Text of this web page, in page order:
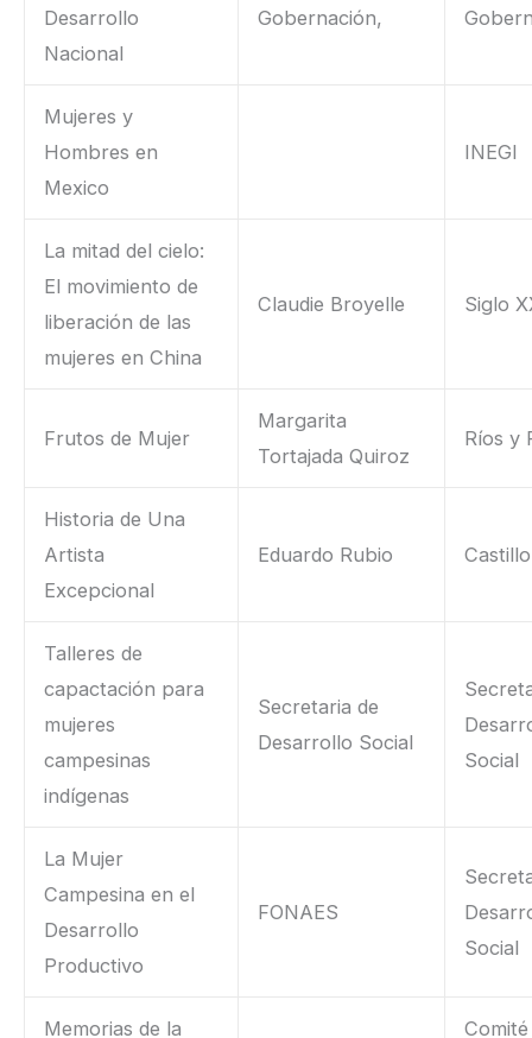
Desarrollo
Nacional
Gobernación,
Mujeres y
Hombres en
Mexico
INEGI
La mitad del cielo:
El movimiento de
liberación de las
mujeres en China
Claudie Broyelle Siglo
Frutos de Mujer
Margarita
Tortajada Quiroz
Ríos y
Historia de Una
Artista
Excepcional
Eduardo Rubio Castillo
Talleres de
capactación para
mujeres
campesinas
indígenas
Secretaria de
Desarrollo Social
Social
La Mujer
Campesina en el
Desarrollo
Productivo
FONAES
Social
Memorias de la